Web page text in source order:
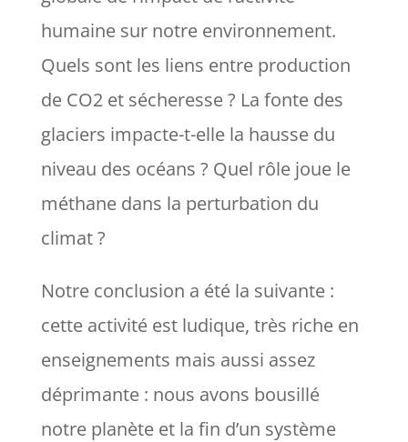
humaine sur notre environnement.
Quels sont les liens entre production
de CO2 et sécheresse ? La fonte des
glaciers impacte-t-elle la hausse du
niveau des océans ? Quel rôle joue le
méthane dans la perturbation du
climat ?
Notre conclusion a été la suivante :
cette activité est ludique, très riche en
enseignements mais aussi assez
déprimante : nous avons bousillé
notre planète et la fin d’un système